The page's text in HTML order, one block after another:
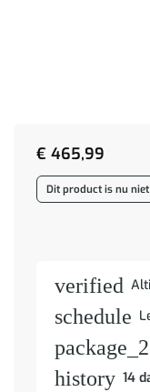
€ 465,99
Dit product is nu
verified
schedule
package_2
history 14